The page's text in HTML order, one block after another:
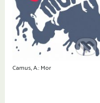
Camus, A.: Mor